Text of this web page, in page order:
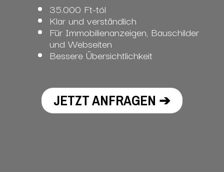
35.000 Ft-tól
Klar und verständlich
Für Immobilienanzeigen, Bauschilder
und Webseiten
Bessere Übersichtlichkeit
JETZT ANFRAGEN ➔